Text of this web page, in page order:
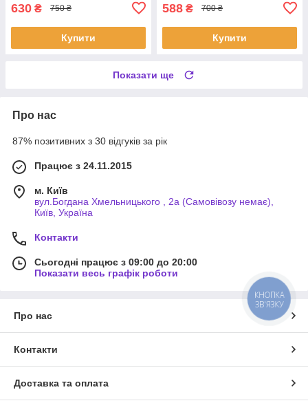
630 ₴ 750 ₴
Купити
588 ₴ 700 ₴
Купити
Показати ще
Про нас
87% позитивних з 30 відгуків за рік
Працює з 24.11.2015
м. Київ
вул.Богдана Хмельницького , 2а (Самовівозу немає),
Київ, Україна
Контакти
Сьогодні працює з 09:00 до 20:00
Показати весь графік роботи
Про нас
Контакти
Доставка та оплата
КНОПКА
ЗВ'ЯЗКУ